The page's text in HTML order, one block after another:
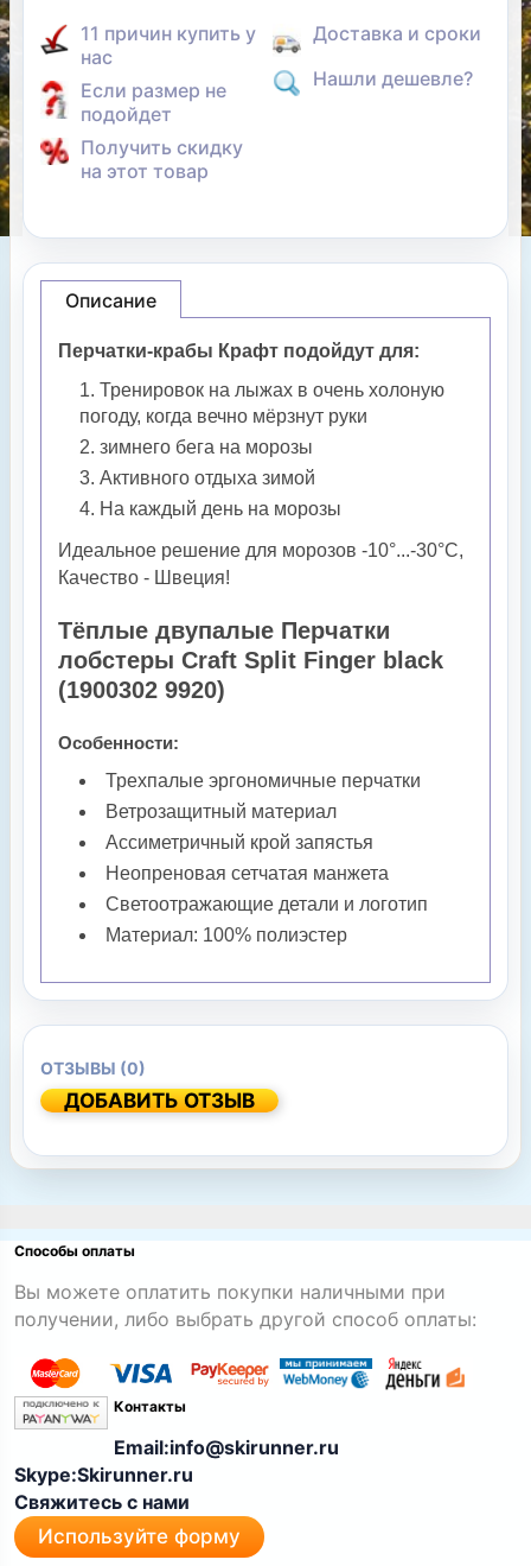
11 причин купить у
нас
Если размер не
подойдет
Получить скидку
на этот товар
Доставка и сроки
Нашли дешевле?
Описание
Перчатки-крабы Крафт подойдут для:
Тренировок на лыжах в очень холоную
погоду, когда вечно мёрзнут руки
зимнего бега на морозы
Активного отдыха зимой
На каждый день на морозы
Идеальное решение для морозов -10°...-30°С,
Качество - Швеция!
Тёплые двупалые Перчатки
лобстеры Craft Split Finger black
(1900302 9920)
Особенности:
Трехпалые эргономичные перчатки
Ветрозащитный материал
Ассиметричный крой запястья
Неопреновая сетчатая манжета
Светоотражающие детали и логотип
Материал: 100% полиэстер
ОТЗЫВЫ (0)
ДОБАВИТЬ ОТЗЫВ
Способы оплаты
Вы можете оплатить покупки наличными при
получении, либо выбрать другой способ оплаты:
Контакты
Email:info@skirunner.ru
Skype:Skirunner.ru
Свяжитесь с нами
Используйте форму